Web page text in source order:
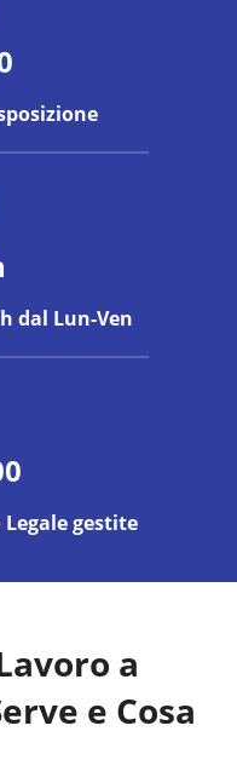
dal Lun-Ven
gestite
a
e Cosa